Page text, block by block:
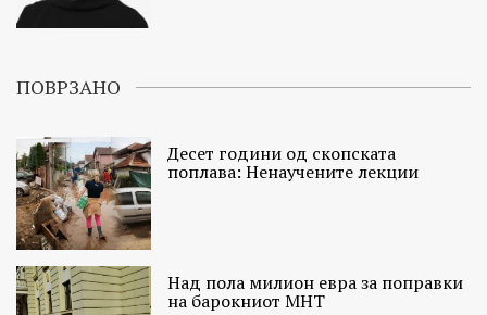
ПОВРЗАНО
Десет години од скопската
поплава: Ненаучените лекции
Над пола милион евра за поправки
на барокниот МНТ